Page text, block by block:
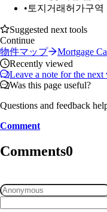
• 토지거래허가구
Suggested next tools
Continue
物件マップ
Mortgage
Recently viewed
Leave a note for the next
Was this page useful?
Questions and feedback
Comment
Comments0